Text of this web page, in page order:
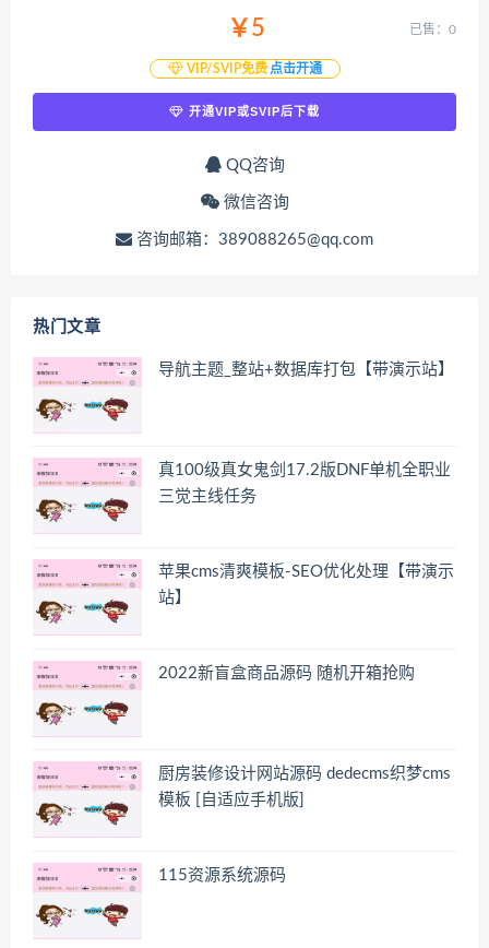
￥5
VIP/SVIP免费 点击开通
已售：0
开通VIP或SVIP后下载
QQ咨询
微信咨询
咨询邮箱：389088265@qq.com
热门文章
导航主题_整站+数据库打包【带演示站】
真100级真女鬼剑17.2版DNF单机全职业
三觉主线任务
苹果cms清爽模板-SEO优化处理【带演示
站】
2022新盲盒商品源码 随机开箱抢购
厨房装修设计网站源码 dedecms织梦cms
模板 [自适应手机版]
115资源系统源码